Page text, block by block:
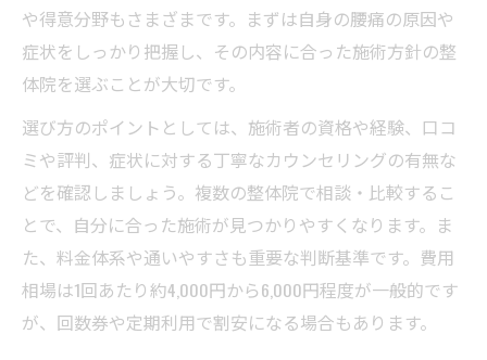
や得意分野もさまざまです。まずは自身の腰痛の原因や
症状をしっかり把握し、その内容に合った施術方針の整
体院を選ぶことが大切です。
選び方のポイントとしては、施術者の資格や経験、口コ
ミや評判、症状に対する丁寧なカウンセリングの有無な
どを確認しましょう。複数の整体院で相談・比較するこ
とで、自分に合った施術が見つかりやすくなります。ま
た、料金体系や通いやすさも重要な判断基準です。費用
相場は1回あたり約4,000円から6,000円程度が一般的です
が、回数券や定期利用で割安になる場合もあります。